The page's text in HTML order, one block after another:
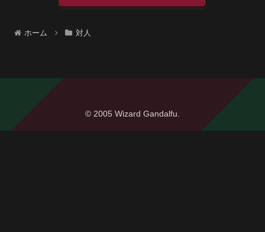
ホーム 対人
© 2005 Wizard Gandalfu.